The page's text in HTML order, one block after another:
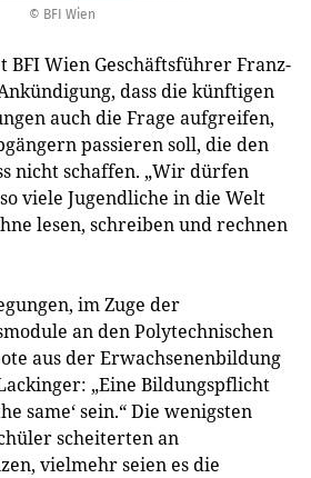
© BFI Wien
BFI Wien Geschäftsführer Franz-
dass die künftigen
auch die Frage aufgreifen,
passieren soll, die den
nicht schaffen. „Wir dürfen
viele Jugendliche in die Welt
lesen, schreiben und rechnen
im Zuge der
an den Polytechnischen
aus der Erwachsenenbildung
„Eine Bildungspflicht
same‘ sein.“ Die wenigsten
scheiterten an
vielmehr seien es die